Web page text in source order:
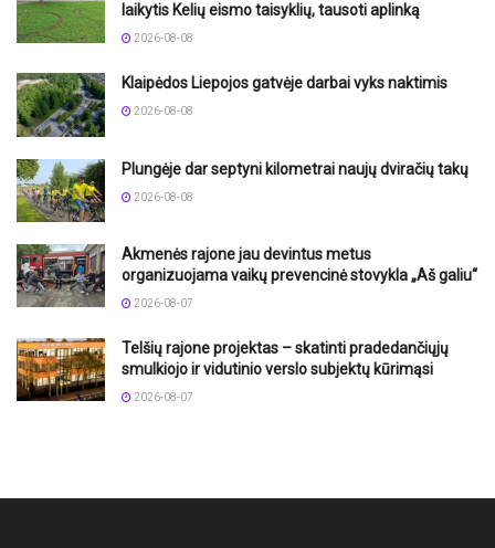
laikytis Kelių eismo taisyklių, tausoti aplinką
2026-08-08
Klaipėdos Liepojos gatvėje darbai vyks naktimis
2026-08-08
Plungėje dar septyni kilometrai naujų dviračių takų
2026-08-08
Akmenės rajone jau devintus metus
organizuojama vaikų prevencinė stovykla „Aš galiu“
2026-08-07
Telšių rajone projektas – skatinti pradedančiųjų
smulkiojo ir vidutinio verslo subjektų kūrimąsi
2026-08-07